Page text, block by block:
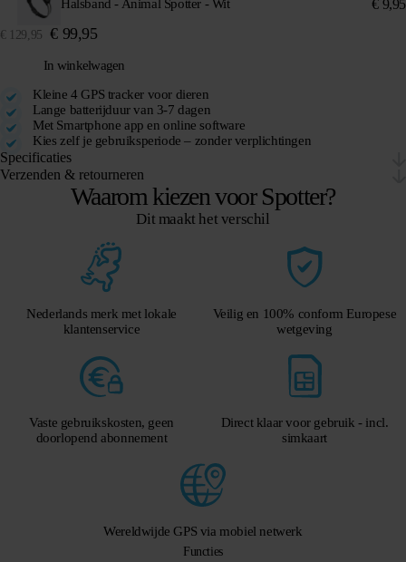
Halsband - Animal Spotter - Wit € 9,95
€ 129,95 € 99,95
In winkelwagen
Kleine 4 GPS tracker voor dieren
Lange batterijduur van 3-7 dagen
Met Smartphone app en online software
Kies zelf je gebruiksperiode – zonder verplichtingen
Specificaties
Verzenden & retourneren
Waarom kiezen voor Spotter?
Dit maakt het verschil
Nederlands merk met lokale
klantenservice
Veilig en 100% conform Europese
wetgeving
Vaste gebruikskosten, geen
doorlopend abonnement
Direct klaar voor gebruik - incl.
simkaart
Wereldwijde GPS via mobiel netwerk
Functies